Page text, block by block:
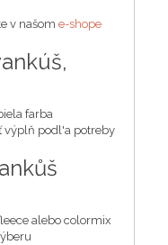
v našome-shope
farba
výplň podl'a potreby
alebo colormix